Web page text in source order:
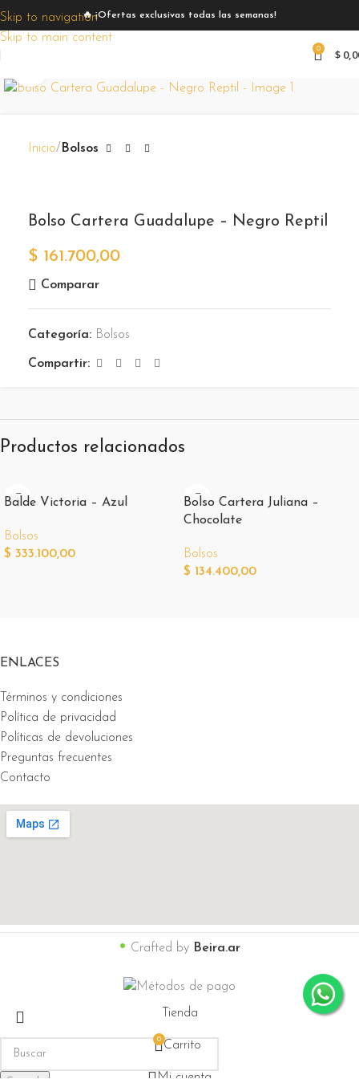
Skip to navigation
Skip to main content
🔥 ¡Ofertas exclusivas todas las semanas!
0 $
Inicio Bolsos
Bolso Cartera Guadalupe – Negro Reptil
$ 161.700,00
Comparar
Categoría: Bolsos
Compartir:
Productos relacionados
Balde Victoria – Azul
Bolsos
$ 333.100,00
Bolso Cartera Juliana –
Chocolate
Bolsos
$ 134.400,00
ENLACES
Términos y condiciones
Política de privacidad
Políticas de devoluciones
Preguntas frecuentes
Contacto
• Crafted by Beira.ar
Tienda
0 Carrito